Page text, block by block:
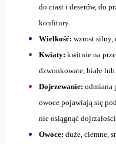
do ciast i deserów, do
konfitury.
Wielkość: wzrost silny,
Kwiaty: kwitnie na
dzwonkowate, białe lub
Dojrzewanie: odmiana
owoce pojawiają się
nie osiągnąć
Owoce: duże, ciemne,